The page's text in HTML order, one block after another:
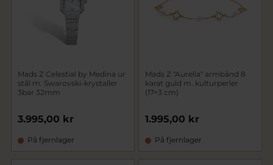
Mads Z Celestial by Medina ur
stål m. Swarovski-krystaller
3bar 32mm
3.995,00 kr
På fjernlager
Mads Z "Aurelia" armbånd 8
karat guld m. kulturperler
(17+3 cm)
1.995,00 kr
På fjernlager